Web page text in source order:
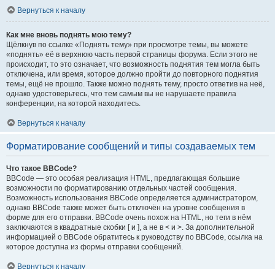
Вернуться к началу
Как мне вновь поднять мою тему?
Щёлкнув по ссылке «Поднять тему» при просмотре темы, вы можете
«поднять» её в верхнюю часть первой страницы форума. Если этого не
происходит, то это означает, что возможность поднятия тем могла быть
отключена, или время, которое должно пройти до повторного поднятия
темы, ещё не прошло. Также можно поднять тему, просто ответив на неё,
однако удостоверьтесь, что тем самым вы не нарушаете правила
конференции, на которой находитесь.
Вернуться к началу
Форматирование сообщений и типы создаваемых тем
Что такое BBCode?
BBCode — это особая реализация HTML, предлагающая большие
возможности по форматированию отдельных частей сообщения.
Возможность использования BBCode определяется администратором,
однако BBCode также может быть отключён на уровне сообщения в
форме для его отправки. BBCode очень похож на HTML, но теги в нём
заключаются в квадратные скобки [ и ], а не в < и >. За дополнительной
информацией о BBCode обратитесь к руководству по BBCode, ссылка на
которое доступна из формы отправки сообщений.
Вернуться к началу